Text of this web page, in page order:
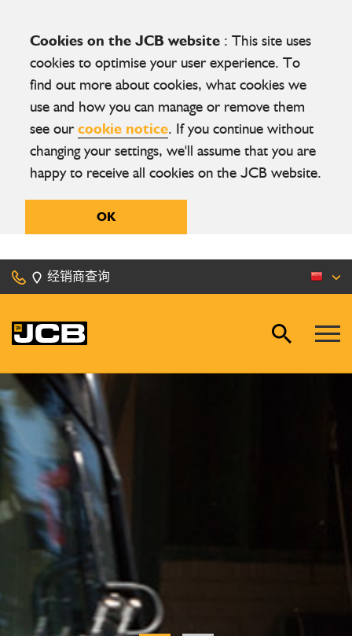
Cookies on the JCB website : This site uses
cookies to optimise your user experience. To
find out more about cookies, what cookies we
use and how you can manage or remove them
see ourcookie notice. If you continue without
changing your settings, we'll assume that you are
happy to receive all cookies on the JCB website.
OK
经销商查询